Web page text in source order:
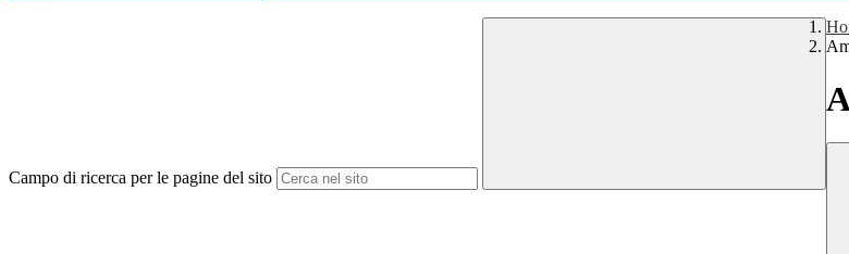
Campo di ricerca per le pagine del sito